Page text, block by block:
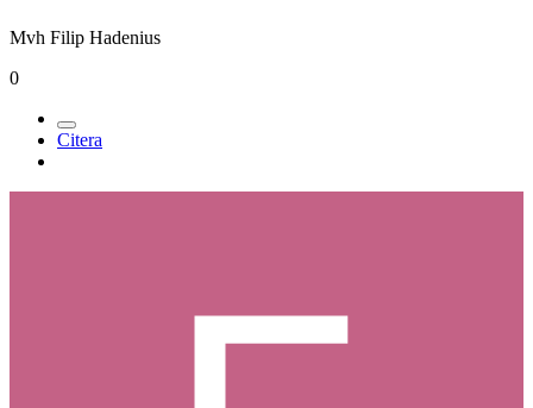
Mvh Filip Hadenius
0
Citera